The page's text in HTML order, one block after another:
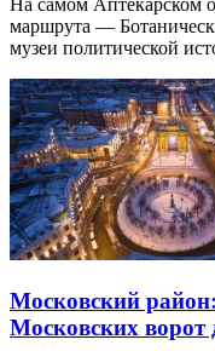
На самом Аптекарском
маршрута —
музеи политической
Московский
Московских